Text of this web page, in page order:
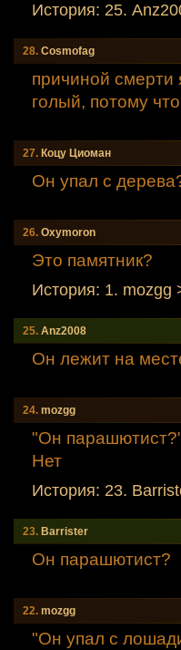
История: 25.
28. Cosmofag
причиной смерти
голый, потому
27. Коцу Циоман
Он упал с
26. Oxymoron
Это памятник?
История: 1. mozgg
25. Anz2008
Он лежит на
24. mozgg
"Он
Нет
История: 23.
23. Barrister
Он парашютист?
22. mozgg
"Он упал с